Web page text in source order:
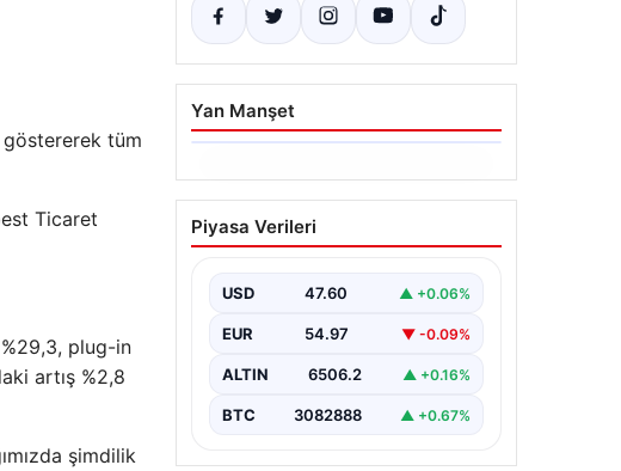
tüm
Ticaret
plug-in
artış %2,8
şimdilik
Yan Manşet
06.08.2026
Ertuğrul Özkök’ün
Hakaret İddialarına İfade
Ünlü gazeteci ve yazar Ertuğrul
iddialarıyla yürütülen soruşturma
Piyasa Verileri
USD 47.60 ▲ +0.06%
EUR 54.97 ▼ -0.09%
ALTIN 6506.2 ▲ +0.16%
BTC 3082888 ▲ +0.67%